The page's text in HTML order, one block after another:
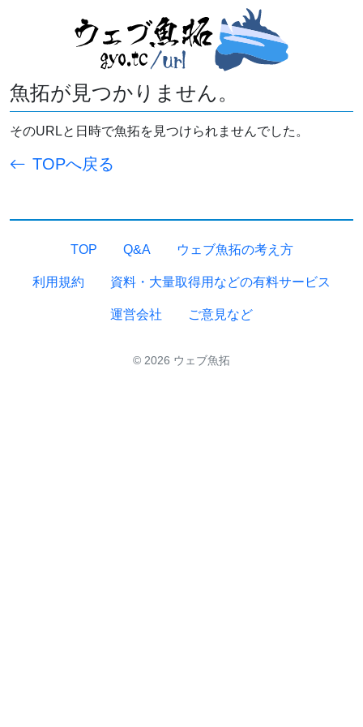
魚拓が見つかりません。
そのURLと日時で魚拓を見つけられませんでした。
TOPへ戻る
TOP Q&A ウェブ魚拓の考え方
利用規約 資料・大量取得用などの有料サービス
運営会社 ご意見など
© 2026 ウェブ魚拓